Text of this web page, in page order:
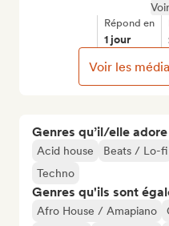
Genres qu’il/elle adore
Acid house Beats / Lo-fi
Techno
Genres qu'ils sont
Afro House / Amapiano
Répond en
1 jour
Voir les